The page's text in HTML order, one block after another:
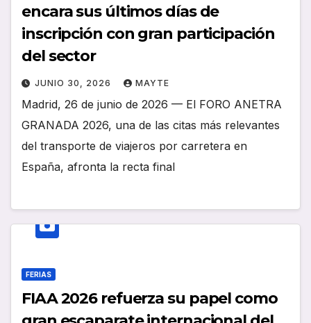
encara sus últimos días de
inscripción con gran participación
del sector
JUNIO 30, 2026 MAYTE
Madrid, 26 de junio de 2026 — El FORO ANETRA
GRANADA 2026, una de las citas más relevantes
del transporte de viajeros por carretera en
España, afronta la recta final
FERIAS
FIAA 2026 refuerza su papel como